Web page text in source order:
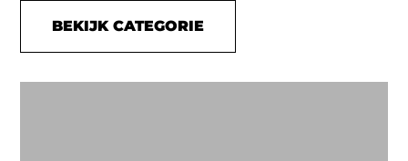
BEKIJK CATEGORIE